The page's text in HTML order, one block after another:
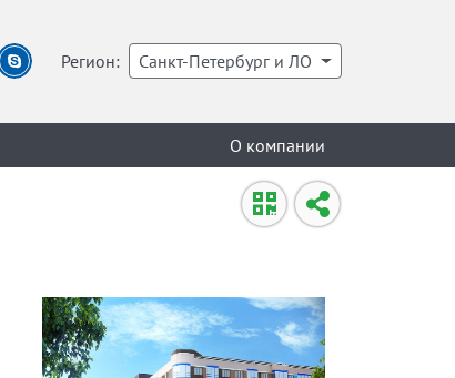
Регион: Санкт-Петербург и ЛО
О компании